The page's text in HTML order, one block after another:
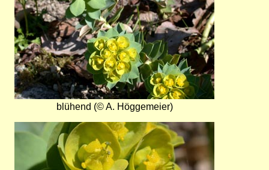
blühend (© A. Höggemeier)